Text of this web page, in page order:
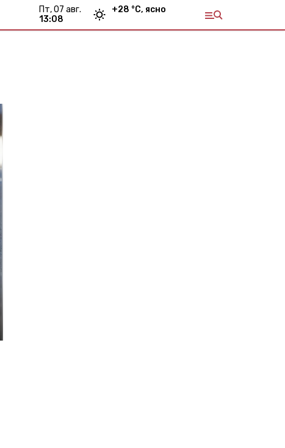
пт, 07 авг.
13:09
+28 °С, ясно